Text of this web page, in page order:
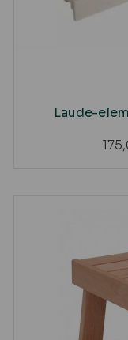
Laude-